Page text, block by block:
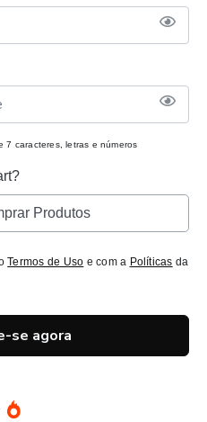
7 caracteres, letras e números
Produtos
Termos de Uso e com a Políticas da
se agora